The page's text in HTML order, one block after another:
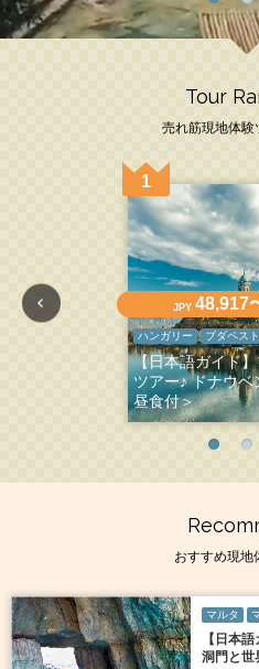
Tour
売れ筋現地体験
JPY 48,917
ハンガリー ブダペスト
【日本語ガイド
ツアー♪ ドナウベ
昼食付＞
おすすめ現地
マルタ
【日本
洞門と世